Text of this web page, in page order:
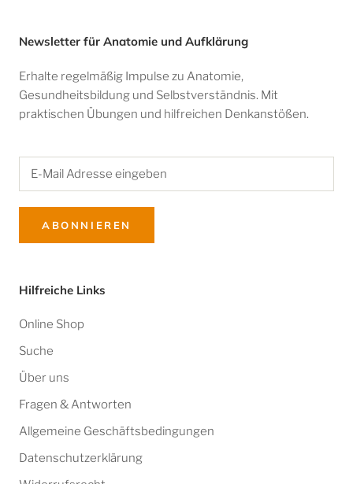
Newsletter für Anatomie und Aufklärung
Erhalte regelmäßig Impulse zu Anatomie,
Gesundheitsbildung und Selbstverständnis. Mit
praktischen Übungen und hilfreichen Denkanstößen.
ABONNIEREN
Hilfreiche Links
Online Shop
Suche
Über uns
Fragen & Antworten
Allgemeine Geschäftsbedingungen
Datenschutzerklärung